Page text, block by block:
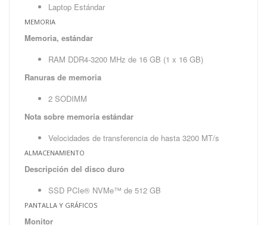
Laptop Estándar
MEMORIA
Memoria, estándar
RAM DDR4-3200 MHz de 16 GB (1 x 16 GB)
Ranuras de memoria
2 SODIMM
Nota sobre memoria estándar
Velocidades de transferencia de hasta 3200 MT/s
ALMACENAMIENTO
Descripción del disco duro
SSD PCIe® NVMe™ de 512 GB
PANTALLA Y GRÁFICOS
Monitor